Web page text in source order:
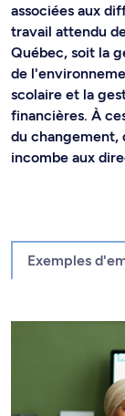
associées aux
travail attendu
Québec, soit la
de
scolaire et la
financières. À
du changement,
incombe aux
Exemples